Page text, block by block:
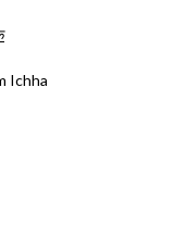
Ichha